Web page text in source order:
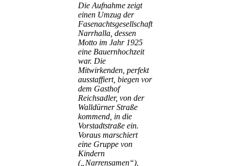
Die Aufnahme zeigt
einen Umzug der
Fasenachtsgesellschaft
Narrhalla, dessen
Motto im Jahr 1925
eine Bauernhochzeit
war. Die
Mitwirkenden, perfekt
ausstaffiert, biegen vor
dem Gasthof
Reichsadler, von der
Walldürner Straße
kommend, in die
Vorstadtstraße ein.
Voraus marschiert
eine Gruppe von
Kindern
(„Narrensamen“),